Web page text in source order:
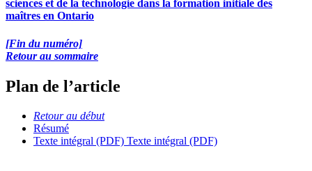
sciences et de la technologie dans la formation initiale des
maîtres en Ontario
[Fin du numéro]
Retour au sommaire
Plan de l’article
Retour au début
Résumé
Texte intégral (PDF) Texte intégral (PDF)